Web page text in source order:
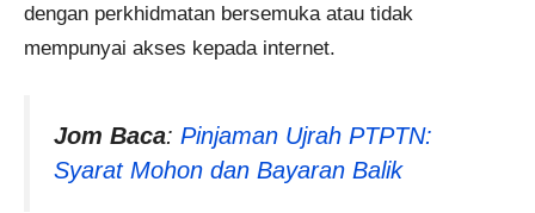
dengan perkhidmatan bersemuka atau tidak
mempunyai akses kepada internet.
Jom Baca: Pinjaman Ujrah PTPTN:
Syarat Mohon dan Bayaran Balik